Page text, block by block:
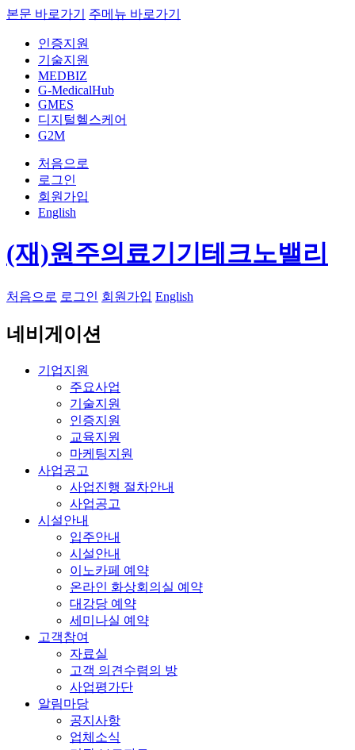
본문 바로가기 주메뉴 바로가기
인증지원
기술지원
MEDBIZ
G-MedicalHub
GMES
디지털헬스케어
G2M
처음으로
로그인
회원가입
English
(재)원주의료기기테크노밸리
처음으로 로그인 회원가입 English
네비게이션
기업지원
주요사업
기술지원
인증지원
교육지원
마케팅지원
사업공고
사업진행 절차안내
사업공고
시설안내
입주안내
시설안내
이노카페 예약
온라인 화상회의실 예약
대강당 예약
세미나실 예약
고객참여
자료실
고객 의견수렴의 방
사업평가단
알림마당
공지사항
업체소식